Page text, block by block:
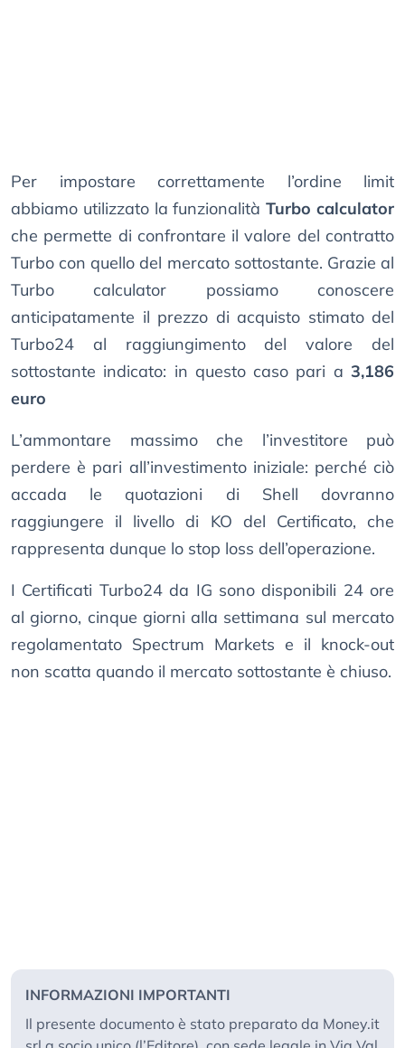
Per impostare correttamente l’ordine limit
abbiamo utilizzato la funzionalitàTurbo calculator
che permette di confrontare il valore del contratto
Turbo con quello del mercato sottostante. Grazie al
Turbo calculator possiamo conoscere
anticipatamente il prezzo di acquisto stimato del
Turbo24 al raggiungimento del valore del
sottostante indicato: in questo caso pari a 3,186
euro
L’ammontare massimo che l’investitore può
perdere è pari all’investimento iniziale: perché ciò
accada le quotazioni di Shell dovranno
raggiungere il livello di KO del Certificato, che
rappresenta dunque lo stop loss dell’operazione.
I Certificati Turbo24 da IG sono disponibili 24 ore
al giorno, cinque giorni alla settimana sul mercato
regolamentato Spectrum Markets e il knock-out
non scatta quando il mercato sottostante è chiuso.
INFORMAZIONI IMPORTANTI
Il presente documento è stato preparato da Money.it